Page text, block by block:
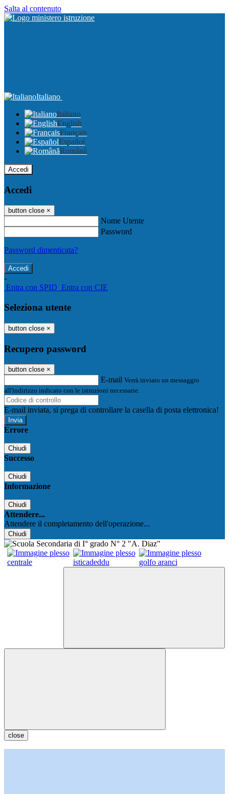
Salta al contenuto
Italiano
Italiano
English
Français
Español
Română
Accedi
Accedi
button close ×
Nome Utente
Password
Password dimenticata?
-
Entra con SPID Entra con CIE
Seleziona utente
button close ×
Recupero password
button close ×
E-mail Verrà inviato un messaggio
all'indirizzo indicato con le istruzioni necessarie.
E-mail inviata, si prega di controllare la casella di posta elettronica!
Errore
Chiudi
Successo
Chiudi
Informazione
Chiudi
Attendere...
Attendere il completamento dell'operazione...
Chiudi
close